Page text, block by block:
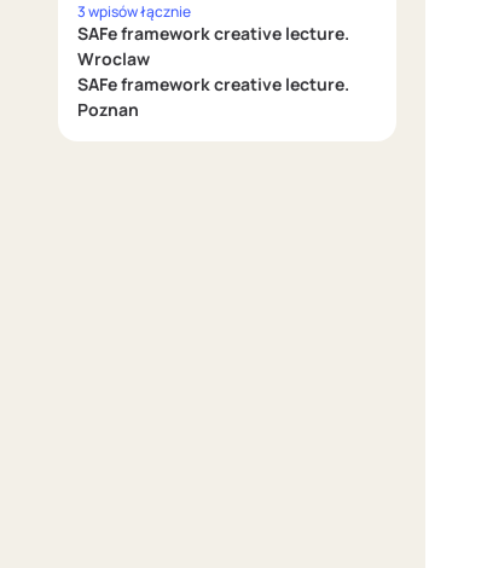
3 wpisów łącznie
SAFe framework creative lecture.
Wroclaw
SAFe framework creative lecture.
Poznan